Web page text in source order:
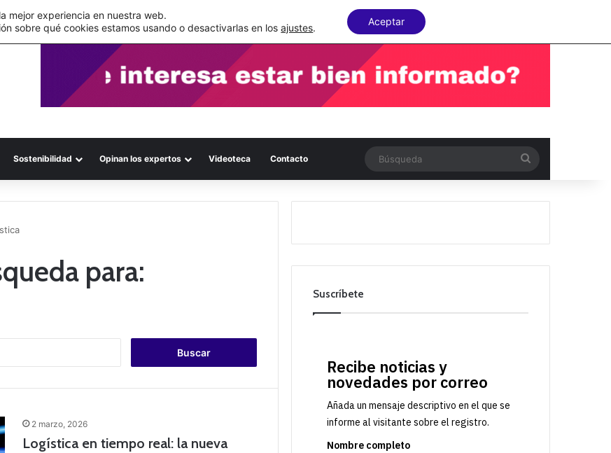
documentales
Sostenibilidad Opinan los expertos Videoteca Contacto
para:
c
2 marzo, 2026
Logística en tiempo real: la nueva
Suscríbete
Recibe noticias y
novedades por correo
Añada un mensaje descriptivo en el que se
informe al visitante sobre el registro.
Nombre completo
mejor experiencia en nuestra web.
sobre qué cookies estamos usando o desactivarlas en losajustes.
Aceptar